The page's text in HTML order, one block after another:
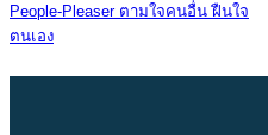
People-Pleaser ตามใจคนอื่น ฝืนใจ
ตนเอง